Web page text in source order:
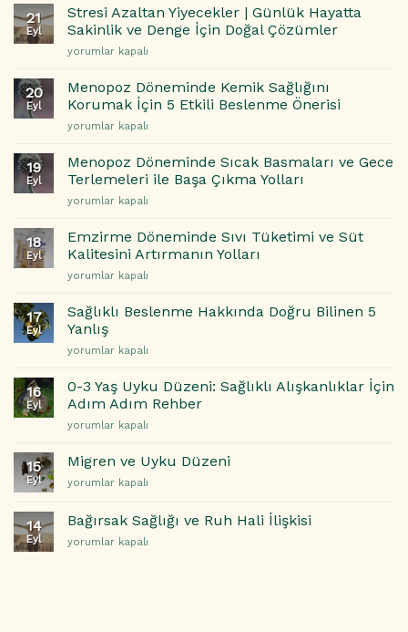
ve
Zihin:
Mikrobiyomun
Ruh
Etkisi
için
21
Eyl
Stresi Azaltan Yiyecekler | Günlük Hayatta
Sakinlik ve Denge İçin Doğal Çözümler
Stresi
Yiyecekler
Günlük
Hayatta
ve
Denge
Doğal
için
yorumlar kapalı
20
Eyl
Menopoz Döneminde Kemik Sağlığını
Korumak İçin 5 Etkili Beslenme Önerisi
Menopoz
Kemik
Sağlığını
Korumak
İçin
Etkili
Beslenme
için
yorumlar kapalı
19
Eyl
Menopoz Döneminde Sıcak Basmaları ve Gece
Terlemeleri ile Başa Çıkma Yolları
Menopoz
Sıcak
Basmaları
ve
Gece
ile
Başa
Yolları
yorumlar kapalı
18
Eyl
Emzirme Döneminde Sıvı Tüketimi ve Süt
Kalitesini Artırmanın Yolları
Emzirme
Sıvı
Tüketimi
ve
Süt
Artırmanın
Yolları
yorumlar kapalı
17
Eyl
Sağlıklı Beslenme Hakkında Doğru Bilinen 5
Yanlış
Sağlıklı
Hakkında
Doğru
Bilinen
5
için
yorumlar kapalı
16
Eyl
0-3 Yaş Uyku Düzeni: Sağlıklı Alışkanlıklar İçin
Adım Adım Rehber
0-
Yaş
Uyku
Düzeni:
Alışkanlıklar
Adım
yorumlar kapalı
15
Eyl
Migren ve Uyku Düzeni
Migren
Uyku
Düzeni
için
yorumlar kapalı
14
Eyl
Bağırsak Sağlığı ve Ruh Hali İlişkisi
Bağırsak
yorumlar kapalı